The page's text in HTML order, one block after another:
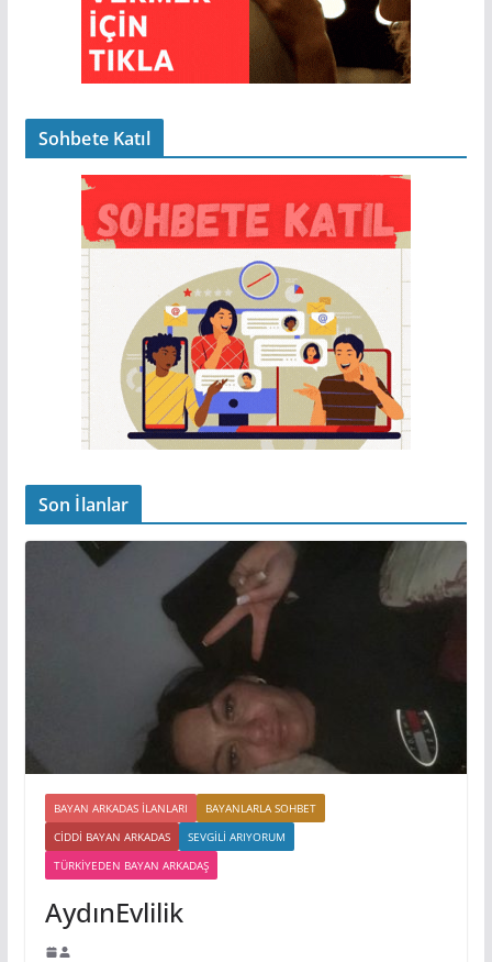
Sohbete Katıl
Son İlanlar
BAYAN ARKADAS ILANLARI
BAYANLARLA SOHBET
CIDDI BAYAN ARKADAS
SEVGILI ARIYORUM
TÜRKIYEDEN BAYAN ARKADAŞ
AydınEvlilik